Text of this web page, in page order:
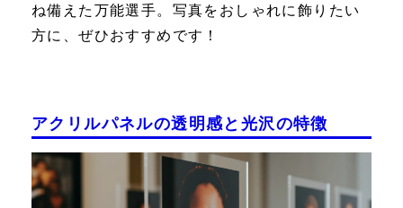
ね備えた万能選手。写真をおしゃれに飾りたい
方に、ぜひおすすめです！
アクリルパネルの透明感と光沢の特徴